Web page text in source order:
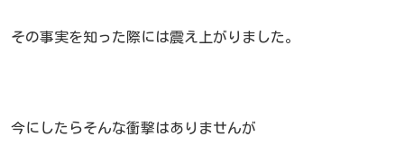
その事実を知った際には震え上がりました。
今にしたらそんな衝撃はありませんが